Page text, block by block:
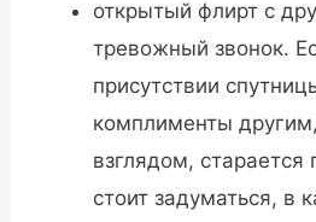
открытый флирт с
тревожный звонок.
присутствии
комплименты
взглядом,
стоит задуматься, в